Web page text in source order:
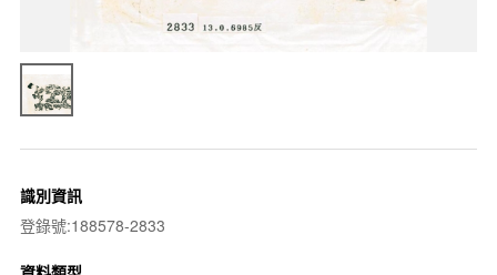
識別資訊
登錄號:188578-2833